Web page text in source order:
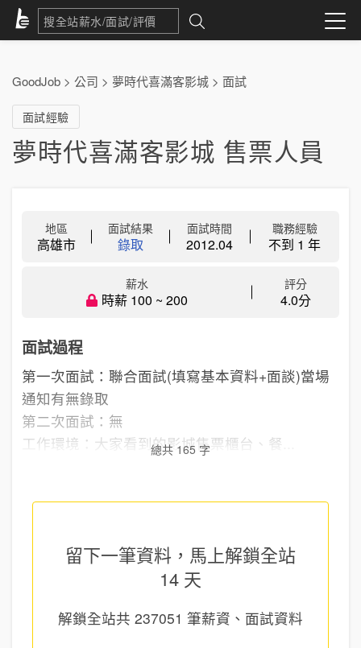
GoodJob > 公司 > 夢時代喜滿客影城 > 面試
面試經驗
夢時代喜滿客影城 售票人員
地區
高雄市
面試結果
錄取
面試時間
2012.04
職務經驗
不到 1 年
薪水
時薪 100 ~ 200
評分
4.0分
面試過程
第一次面試：聯合面試(填寫基本資料+面談)當場
通知有無錄取
第二次面試：無
工作環境：大家看到的影城售票櫃台、餐...
總共 165 字
留下一筆資料，馬上解鎖全站
14 天
解鎖全站共 237051 筆薪資、面試資料